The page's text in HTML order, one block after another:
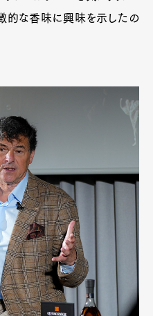
的な香味に興味を示したの